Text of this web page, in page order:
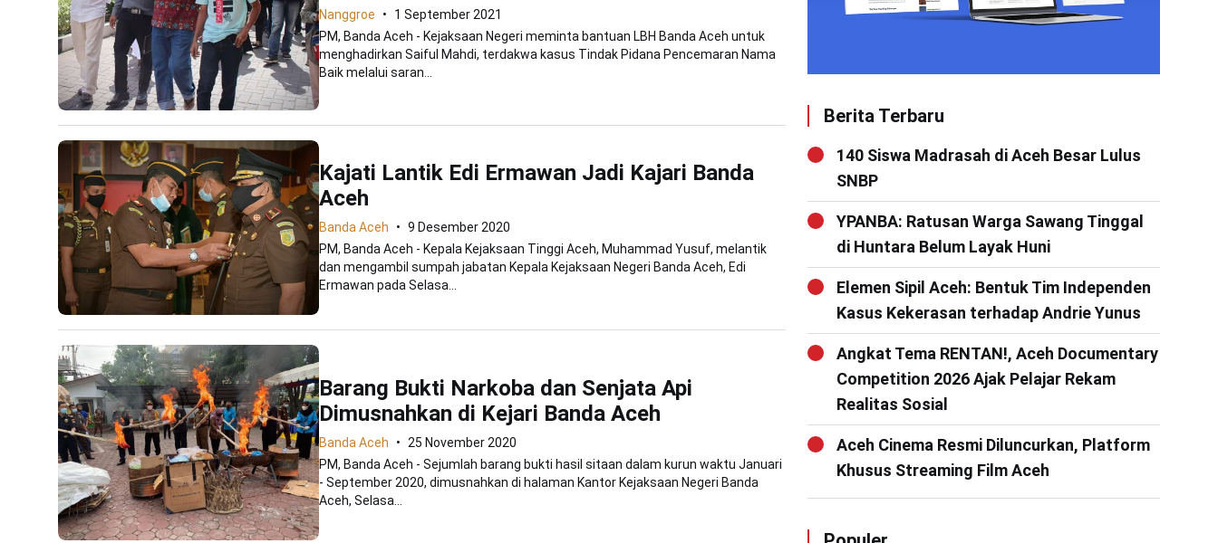
Nanggroe
1 September 2021
PM, Banda Aceh - Kejaksaan Negeri meminta bantuan LBH Banda Aceh untuk
menghadirkan Saiful Mahdi, terdakwa kasus Tindak Pidana Pencemaran Nama
Baik melalui saran...
Kajati Lantik Edi Ermawan Jadi Kajari Banda
Aceh
Banda Aceh
9 Desember 2020
PM, Banda Aceh - Kepala Kejaksaan Tinggi Aceh, Muhammad Yusuf, melantik
dan mengambil sumpah jabatan Kepala Kejaksaan Negeri Banda Aceh, Edi
Ermawan pada Selasa...
Barang Bukti Narkoba dan Senjata Api
Dimusnahkan di Kejari Banda Aceh
Banda Aceh
25 November 2020
PM, Banda Aceh - Sejumlah barang bukti hasil sitaan dalam kurun waktu Januari
- September 2020, dimusnahkan di halaman Kantor Kejaksaan Negeri Banda
Aceh, Selasa...
Berita Terbaru
140 Siswa Madrasah di Aceh Besar Lulus
SNBP
YPANBA: Ratusan Warga Sawang Tinggal
di Huntara Belum Layak Huni
Elemen Sipil Aceh: Bentuk Tim Independen
Kasus Kekerasan terhadap Andrie Yunus
Angkat Tema RENTAN!, Aceh Documentary
Competition 2026 Ajak Pelajar Rekam
Realitas Sosial
Aceh Cinema Resmi Diluncurkan, Platform
Khusus Streaming Film Aceh